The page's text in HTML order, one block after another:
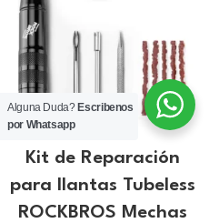
Kit de Reparación
para llantas Tubeless
ROCKBROS Mechas
Alguna Duda? Escribenos
por Whatsapp